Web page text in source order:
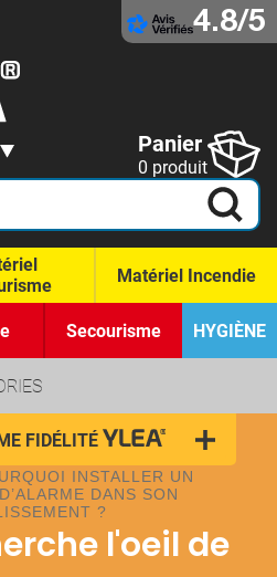
4.8/5
Panier
0 produit
Matériel Incendie
Secourisme HYGIÈNE
FIDÉLITÉ
INSTALLER UN
DANS SON
?
l'oeil de